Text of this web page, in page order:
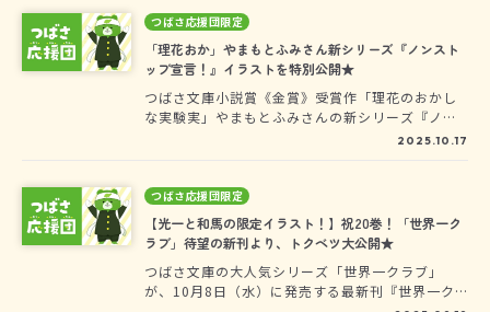
つばさ応援団限定
「理花おか」やまもとふみさん新シリーズ『ノンスト
ップ宣言！』イラストを特別公開★
つばさ文庫小説賞《金賞》受賞作「理花のおかし
な実験実」やまもとふみさんの新シリーズ『ノン
ストップ宣言！ わたし、エリート男子校に転
文のモノクロイラストを大公開します！
2025.10.17
つばさ応援団限定
【光一と和馬の限定イラスト！】祝20巻！「世界一ク
ラブ」待望の新刊より、トクベツ大公開★
つばさ文庫の大人気シリーズ「世界一クラブ」
が、10月8日（水）に発売する最新刊『世界一ク